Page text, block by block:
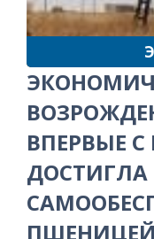
ВПЕРВЫЕ
ДОСТИГЛА
ПШЕНИЦЕЙ